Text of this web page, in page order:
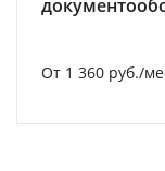
От 1 360 руб./